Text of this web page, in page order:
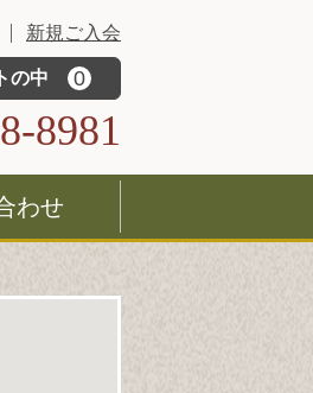
新規ご入会
の中 0
8981
わせ